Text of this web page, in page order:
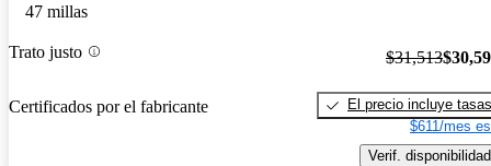
47 millas
Trato justo
Certificados por el fabricante
$31,513
El precio incluye tasas
$611/mes
Verif. disponibilidad